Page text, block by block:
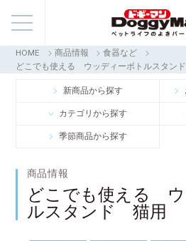
商品情報
映像ギャラリー
知る・楽しむ
お客様窓口・Q＆A
会社情報
HOME 商品情報
食器など
どこでも使える ウッディーボトルスタン
新商品から探す
カテゴリから探す
季節商品から探す
商品情報
どこでも使える ウ
ルスタンド 猫用